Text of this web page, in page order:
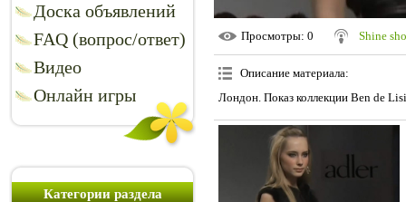
Доска объявлений
FAQ (вопрос/ответ)
Видео
Онлайн игры
Категории раздела
Просмотры: 0 Shine
Описание материала:
Лондон. Показ коллекции Ben de